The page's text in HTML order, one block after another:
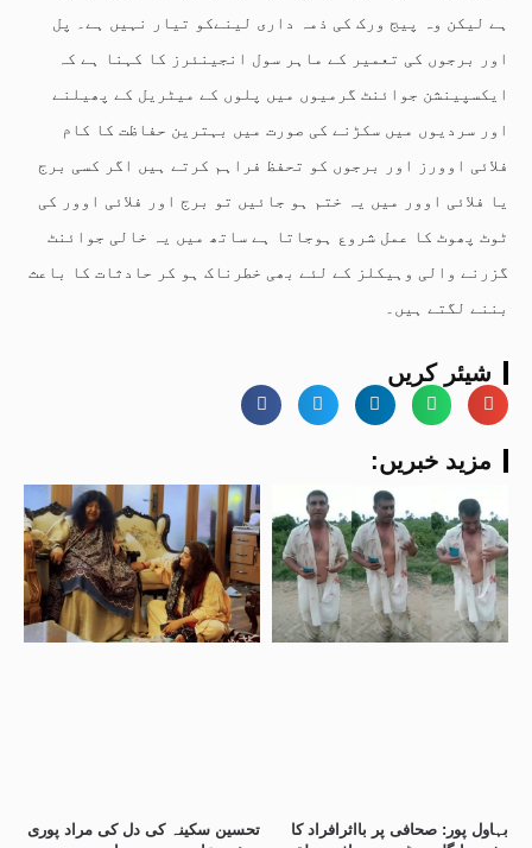
ہے لیکن وہ پیج ورک کی ذمہ داری لینےکو تیار نہیں ہے۔ پل
اور برجوں کی تعمیر کے ماہر سول انجینئرز کا کہنا ہے کہ
ایکسپینشن جوائنٹ گرمیوں میں پلوں کے میٹریل کے پھیلنے
اور سردیوں میں سکڑنے کی صورت میں بہترین حفاظت کا کام
فلائی اوورز اور برجوں کو تحفظ فراہم کرتے ہیں اگر کسی برج
یا فلائی اوور میں یہ ختم ہو جائیں تو برج اور فلائی اوور کی
ٹوٹ پھوٹ کا عمل شروع ہوجاتا ہے ساتھ میں یہ خالی جوائنٹ
گزرنے والی وہیکلز کے لئے بھی خطرناک ہو کر حادثات کا باعث
بننے لگتے ہیں۔
شیئر کریں
:مزید خبریں
تحسین سکینہ کی دل کی مراد پوری
بہاول پور: صحافی پر بااثرافراد کا